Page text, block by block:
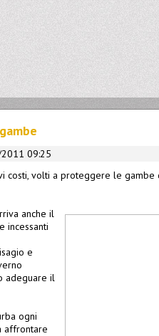
09:25
costi, volti a proteggere le
anche il
incessanti
e
adeguare il
ogni
affrontare